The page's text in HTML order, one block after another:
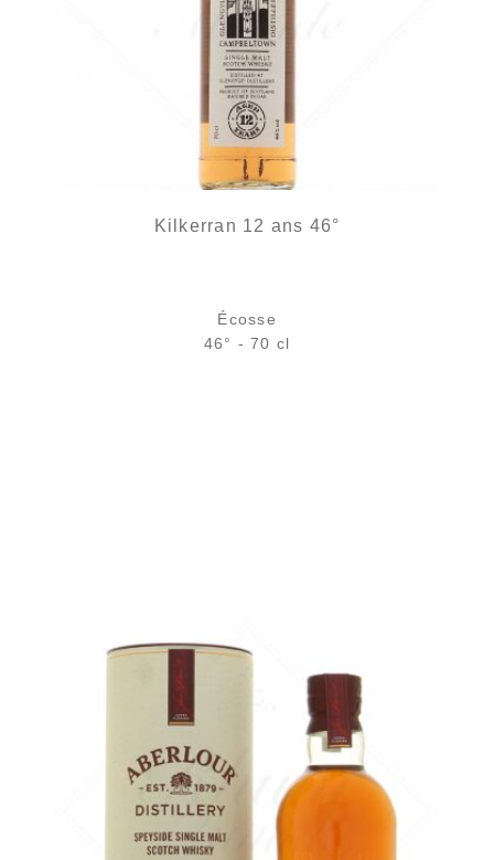
Kilkerran 12 ans 46°
Écosse
46° - 70 cl